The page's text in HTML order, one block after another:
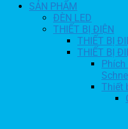
SẢN PHẨM
ĐÈN LED
THIẾT BỊ ĐIỆN
THIẾT BỊ
THIẾT BỊ
Thiết